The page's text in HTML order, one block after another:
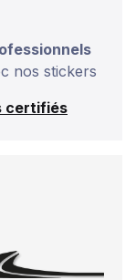
nos stickers
certifiés